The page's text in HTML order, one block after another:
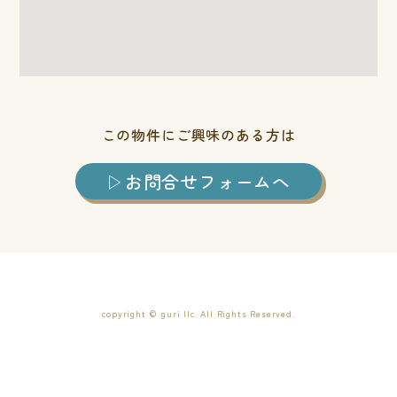
この物件にご興味のある方は
お問合せフォームへ
copyright © guri llc. All Rights Reserved.